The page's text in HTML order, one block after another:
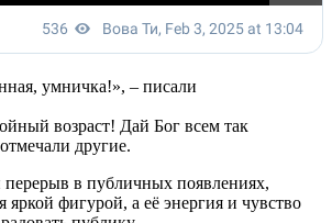
умничка!», – писали
возраст! Дай Бог всем так
другие.
в публичных появлениях,
яркой фигурой, а её энергия и чувство